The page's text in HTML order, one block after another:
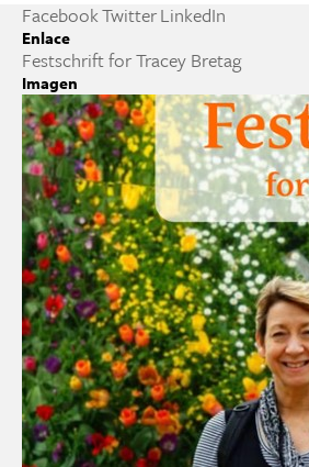
FacebookTwitterLinkedIn
Enlace
Festschrift for Tracey Bretag
Imagen